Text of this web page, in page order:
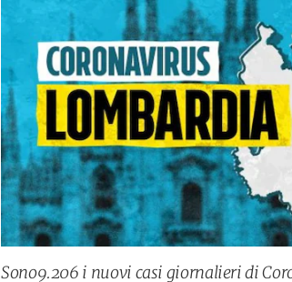
Sono9.206 i nuovi casi giornalieri di